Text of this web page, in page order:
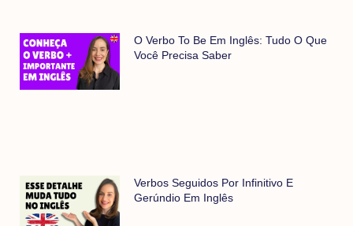
O Verbo To Be Em Inglês: Tudo O Que
Você Precisa Saber
Verbos Seguidos Por Infinitivo E
Gerúndio Em Inglês